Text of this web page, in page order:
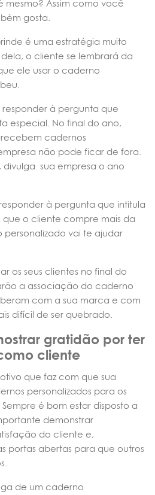
Assim como você
gosta.
é uma estratégia muito
o cliente se lembrará da
ele usar o caderno
à pergunta que
especial. No final do ano,
cadernos
não pode ficar de fora.
divulga sua empresa o ano
à pergunta que intitula
que o cliente compre mais da
personalizado vai te ajudar
os seus clientes no final do
a associação do caderno
com a sua marca e com
difícil de ser quebrado.
gratidão por ter
cliente
que faz com que sua
personalizados para os
é bom estar disposto a
demonstrar
do cliente e,
portas abertas para que outros
de um caderno